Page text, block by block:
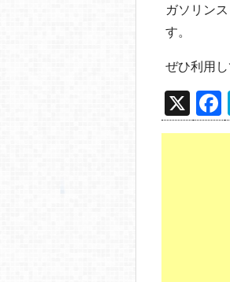
ガソリン
す。
ぜひ利用
X